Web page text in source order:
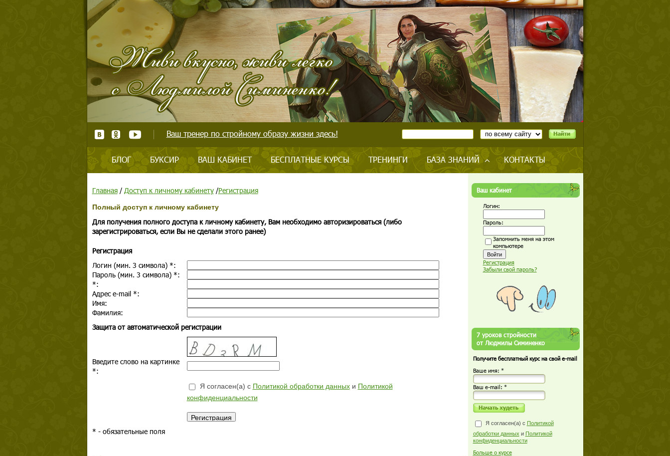
Ваш тренер по стройному образу жизни здесь!
БЛОГ БУКСИР ВАШ КАБИНЕТ БЕСПЛАТНЫЕ КУРСЫ ТРЕНИНГИ БАЗА ЗНАНИЙ КОНТАКТЫ
Главная/ Доступ к личному кабинету/Регистрация
Полный доступ к личному кабинету
Для получения полного доступа к личному кабинету, Вам необходимо авторизироваться (либо
зарегистрироваться, если Вы не сделали этого ранее)
Регистрация
Логин (мин. 3 символа) *:
Пароль (мин. 3 символа) *:
*:
Адрес e-mail *:
Имя:
Фамилия:
Защита от автоматической регистрации
Введите слово на картинке
*:
Я согласен(а) с Политикой обработки данныхи Политикой
конфиденциальности
* - обязательные поля
Ваш кабинет
Логин:
Пароль:
Запомнить меня на этом
компьютере
Регистрация
Забыли свой пароль?
7 уроков стройности
от Людмилы Симиненко
Получите бесплатный курс на свой e-mail
Ваше имя: *
Ваш е-mail: *
Я согласен(а) с Политикой
обработки данных и Политикой
конфиденциальности
Больше о курсе